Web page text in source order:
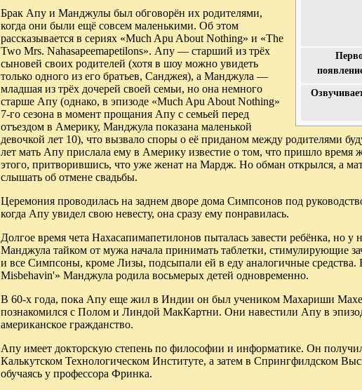
Брак Апу и Манджулы был обговорён их родителями,
когда они были ещё совсем маленькими. Об этом
рассказывается в сериях «Much Apu About Nothing» и «The
Two Mrs. Nahasapeemapetilons». Апу — старший из трёх
сыновей своих родителей (хотя в шоу можно увидеть
только одного из его братьев, Санджея), а Манджула —
младшая из трёх дочерей своей семьи, но она немного
старше Апу (однако, в эпизоде «Much Apu About Nothing»
7-го сезона в момент прощания Апу с семьей перед
отъездом в Америку, Манджула показана маленькой
девочкой лет 10), что вызвало споры о её приданом между родителями
лет мать Апу прислала ему в Америку известие о том, что пришло время
этого, притворившись, что уже женат на Мардж. Но обман открылся, а
слышать об отмене свадьбы.
Церемония проводилась на заднем дворе дома Симпсонов под
когда Апу увидел свою невесту, она сразу ему понравилась.
Долгое время чета Нахасапимапетилонов пыталась завести ребёнка, но у
Манджула тайком от мужа начала принимать таблетки, стимулирующие
и все Симпсоны, кроме Лизы, подсыпали ей в еду аналогичные средства.
Misbehavin'» Манджула родила восьмерых детей одновременно.
В 60-х года, пока Апу еще жил в Индии он был учеником Махариши
познакомился с Полом и Линдой МакКартни. Они навестили Апу в
американское гражданство.
Апу имеет докторскую степень по философии и информатике. Он получил
Калькутском Технологическом Институте, а затем в Спрингфилдском
обучаясь у профессора Фринка.